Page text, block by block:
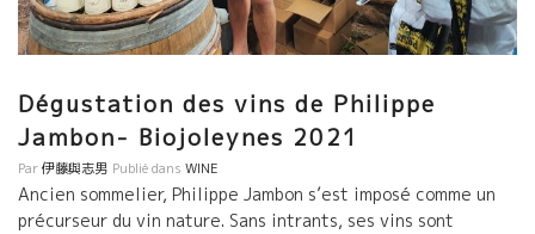
Dégustation des vins de Philippe
Jambon- Biojoleynes 2021
Par伊藤與志男 Publié dans WINE
Ancien sommelier, Philippe Jambon s’est imposé comme un
précurseur du vin nature. Sans intrants, ses vins sont